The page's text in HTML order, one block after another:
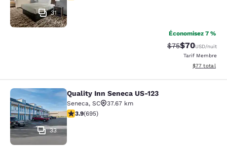
31
Économisez 7 %
Tarif barré :
$75Tarif réduit :
$70USD/nuit
Tarif Membre
Afficher les
$77 total
Quality Inn Seneca US-123
33
Quality Inn Seneca US-123
Seneca, SC
37.67 km
3.85 étoiles. Bien. 695 commentaires
3.9(695)